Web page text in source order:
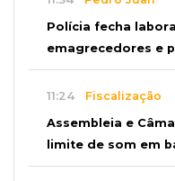
Polícia fecha
emagrecedores e
11:24 Fiscalização
Assembleia e
limite de som em